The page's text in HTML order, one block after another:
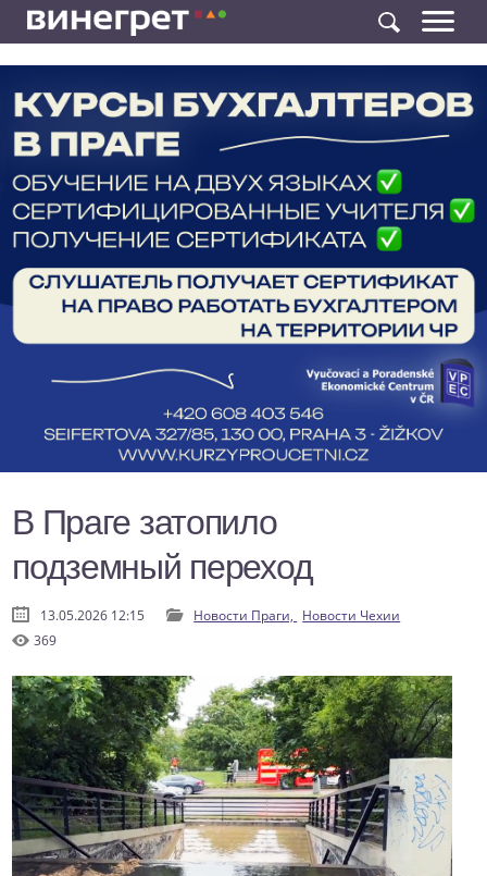
В Праге затопило
подземный переход
13.05.2026 12:15 Новости Праги, Новости Чехии
369